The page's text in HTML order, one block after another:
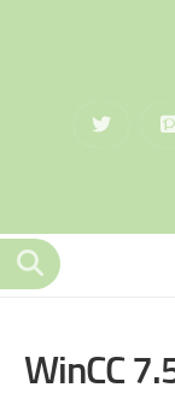
WinCC